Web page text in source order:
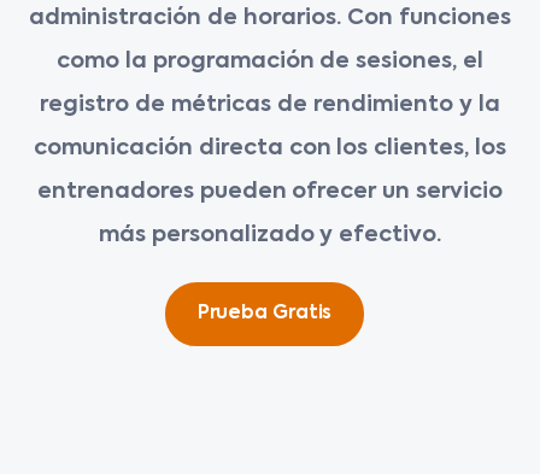
administración de horarios. Con funciones
como la programación de sesiones, el
registro de métricas de rendimiento y la
comunicación directa con los clientes, los
entrenadores pueden ofrecer un servicio
más personalizado y efectivo.
Prueba Gratis